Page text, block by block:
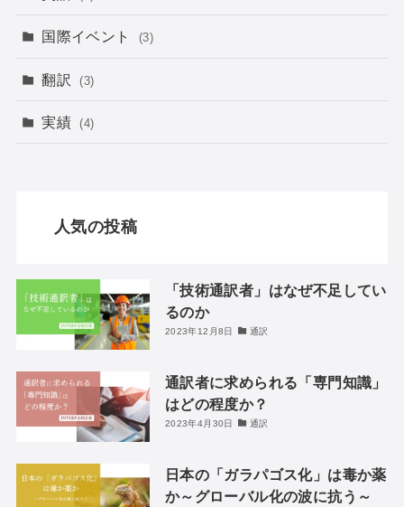
国際イベント (3)
翻訳 (3)
実績 (4)
人気の投稿
「技術通訳者」はなぜ不足してい
るのか
2023年12月8日 通訳
通訳者に求められる「専門知識」
はどの程度か？
2023年4月30日 通訳
日本の「ガラパゴス化」は毒か薬
か～グローバル化の波に抗う～